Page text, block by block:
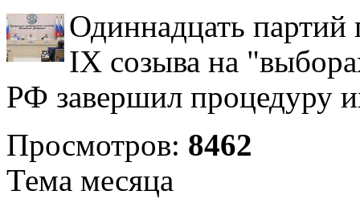
Одиннадцать партий
IX созыва на
РФ завершил процедуру
Просмотров: 8462
Тема месяца